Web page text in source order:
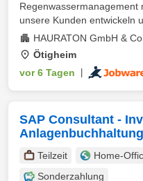
unsere Kunden entwickeln
HAURATON GmbH &
Ötigheim
vor 6 Tagen
SAP Consultant -
Teilzeit Home-
Sonderzahlung